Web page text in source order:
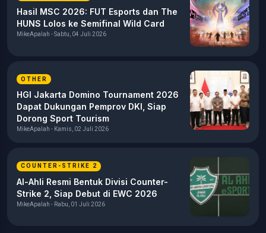
Hasil MSC 2026: FUT Esports dan The
HUNS Lolos ke Semifinal Wild Card
MikeApalah - Sabtu, 04 Juli 2026
OTHER
HGI Jakarta Domino Tournament 2026
Dapat Dukungan Pemprov DKI, Siap
Dorong Sport Tourism
MikeApalah - Kamis, 02 Juli 2026
COUNTER-STRIKE 2
Al-Ahli Resmi Bentuk Divisi Counter-
Strike 2, Siap Debut di EWC 2026
MikeApalah - Rabu, 01 Juli 2026